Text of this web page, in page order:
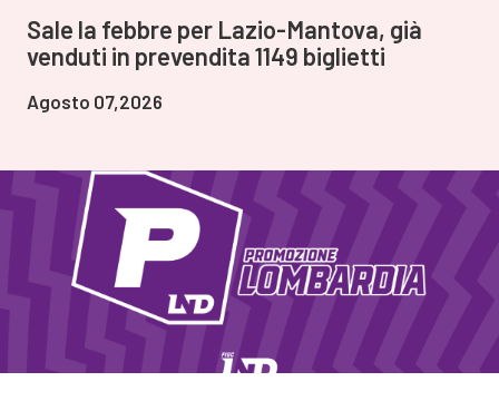
Sale la febbre per Lazio-Mantova, già
venduti in prevendita 1149 biglietti
Agosto 07,2026